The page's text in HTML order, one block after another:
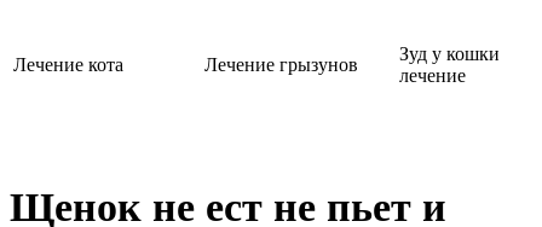
Лечение кота Лечение грызунов
Зуд у кошки
лечение
Щенок не ест не пьет и